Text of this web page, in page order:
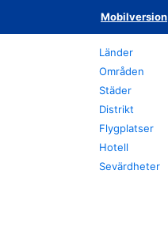
Mobilversion
Länder
Områden
Städer
Distrikt
Flygplatser
Hotell
Sevärdheter